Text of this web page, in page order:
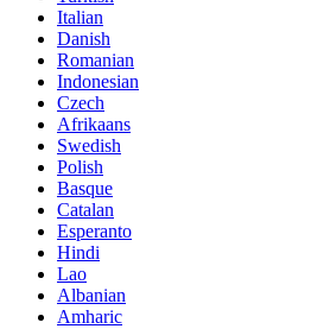
Italian
Danish
Romanian
Indonesian
Czech
Afrikaans
Swedish
Polish
Basque
Catalan
Esperanto
Hindi
Lao
Albanian
Amharic